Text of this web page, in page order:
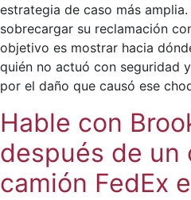
estrategia de caso más
sobrecargar su reclamación
objetivo es mostrar hacia
quién no actuó con seguridad
por el daño que causó ese
Hable con
después de un
camión FedEx